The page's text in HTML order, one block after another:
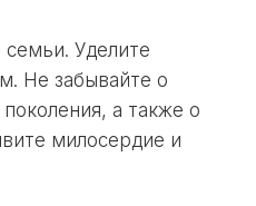
Уделите
Не забывайте о
а также о
милосердие и